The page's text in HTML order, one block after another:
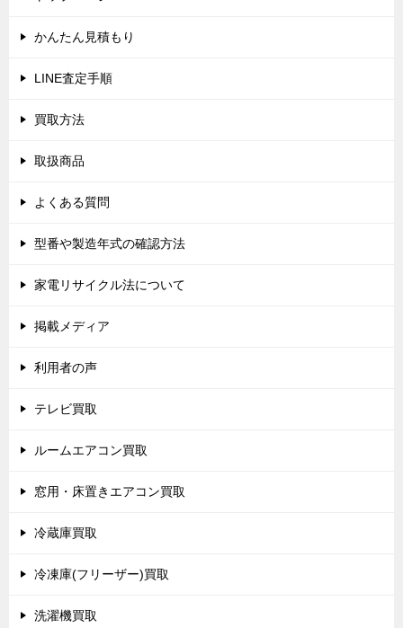
シ かんたん見積もり
LINE査定手順
買取方法
取扱商品
よくある質問
型番や製造年式の確認方法
家電リサイクル法について
掲載メディア
利用者の声
テレビ買取
ルームエアコン買取
窓用・床置きエアコン買取
冷蔵庫買取
冷凍庫(フリーザー)買取
洗濯機買取